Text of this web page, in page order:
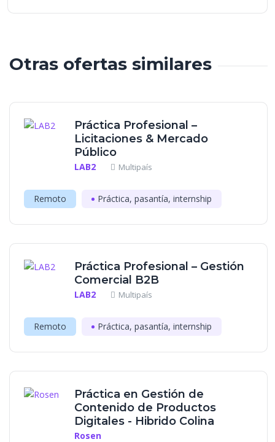
Otras ofertas similares
Práctica Profesional –
Licitaciones & Mercado
Público
LAB2 Multipaís
Remoto Práctica, pasantía, internship
Práctica Profesional – Gestión
Comercial B2B
LAB2 Multipaís
Remoto Práctica, pasantía, internship
Práctica en Gestión de
Contenido de Productos
Digitales - Hibrido Colina
Rosen